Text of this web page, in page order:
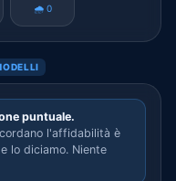
🌧️ 0
puntuale.
l'affidabilità è
lo diciamo. Niente